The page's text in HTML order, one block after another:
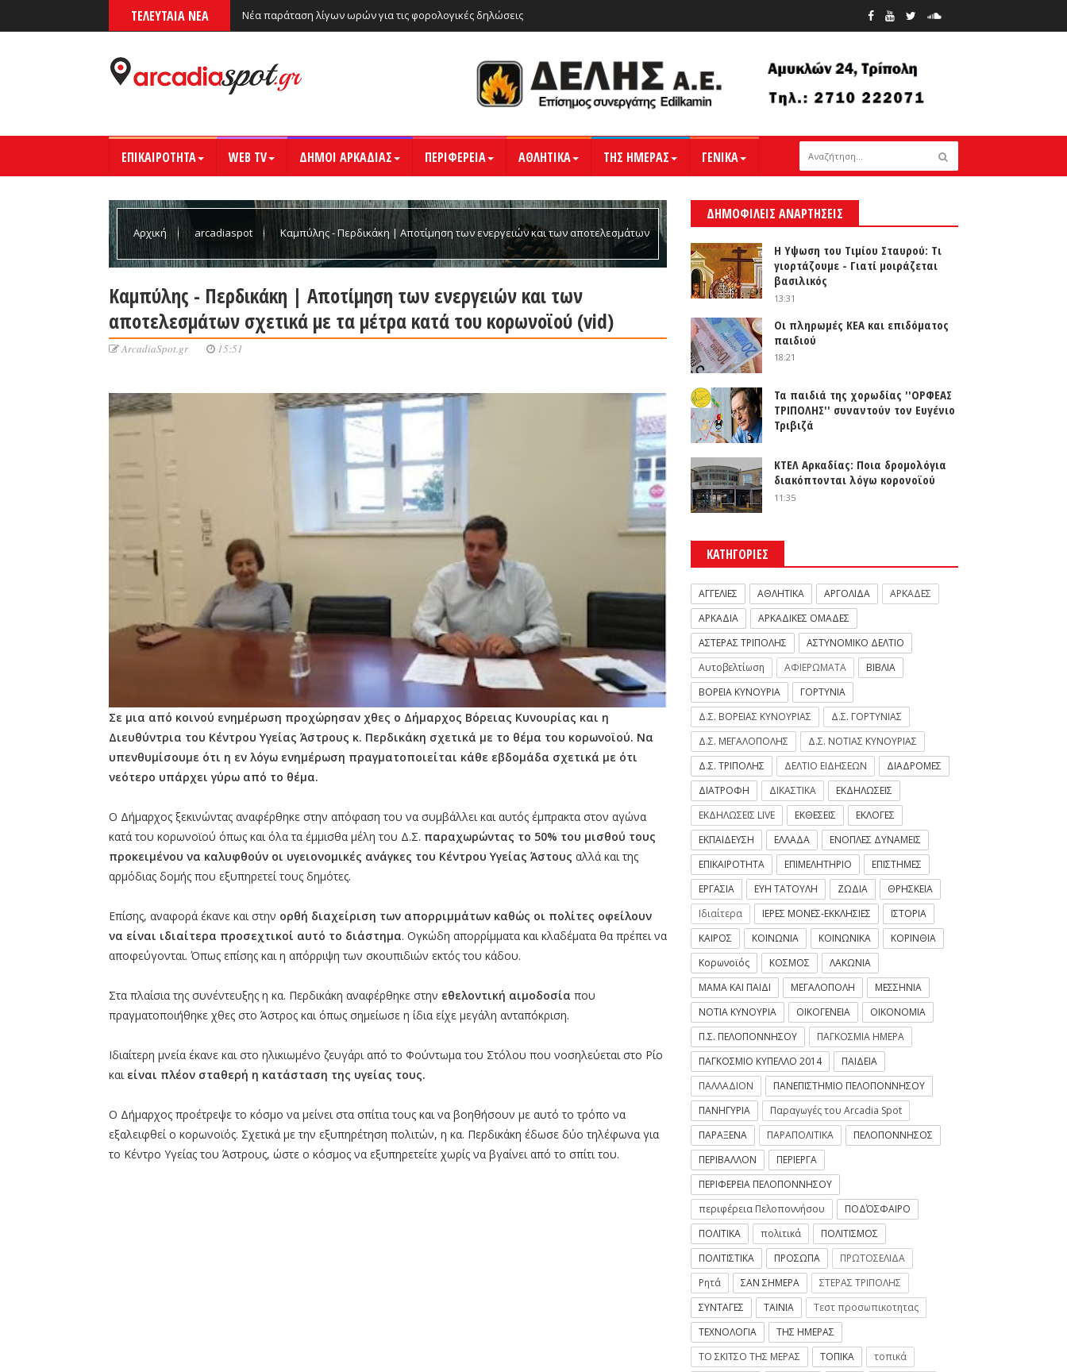
ΤΕΛΕΥΤΑΙΑ ΝΕΑ Νέα παράταση λίγων ωρών για τις φορολογικές δηλώσεις
ΕΠΙΚΑΙΡΟΤΗΤΑ WEB TV ΔΗΜΟΙ ΑΡΚΑΔΙΑΣ ΠΕΡΙΦΕΡΕΙΑ ΑΘΛΗΤΙΚΑ ΤΗΣ ΗΜΕΡΑΣ ΓΕΝΙΚΑ
Αρχική arcadiaspot Καμπύλης - Περδικάκη | Αποτίμηση των ενεργειών και των αποτελεσμάτων
Καμπύλης - Περδικάκη | Αποτίμηση των ενεργειών και των
αποτελεσμάτων σχετικά με τα μέτρα κατά του κορωνοϊού (vid)
ArcadiaSpot.gr 15:51
Σε μια από κοινού ενημέρωση προχώρησαν χθες ο Δήμαρχος Βόρειας Κυνουρίας και η
Διευθύντρια του Κέντρου Υγείας Άστρους κ. Περδικάκη σχετικά με το θέμα του κορωνοϊού. Να
υπενθυμίσουμε ότι η εν λόγω ενημέρωση πραγματοποιείται κάθε εβδομάδα σχετικά με ότι
νεότερο υπάρχει γύρω από το θέμα.
Ο Δήμαρχος ξεκινώντας αναφέρθηκε στην απόφαση του να συμβάλλει και αυτός έμπρακτα στον αγώνα
κατά του κορωνοϊού όπως και όλα τα έμμισθα μέλη του Δ.Σ. παραχωρώντας το 50% του μισθού τους
προκειμένου να καλυφθούν οι υγειονομικές ανάγκες του Κέντρου Υγείας Άστους αλλά και της
αρμόδιας δομής που εξυπηρετεί τους δημότες.
Επίσης, αναφορά έκανε και στην ορθή διαχείριση των απορριμμάτων καθώς οι πολίτες οφείλουν
να είναι ιδιαίτερα προσεχτικοί αυτό το διάστημα. Ογκώδη απορρίμματα και κλαδέματα θα πρέπει να
αποφεύγονται. Όπως επίσης και η απόρριψη των σκουπιδιών εκτός του κάδου.
Στα πλαίσια της συνέντευξης η κα. Περδικάκη αναφέρθηκε στην εθελοντική αιμοδοσία που
πραγματοποιήθηκε χθες στο Άστρος και όπως σημείωσε η ίδια είχε μεγάλη ανταπόκριση.
Ιδιαίτερη μνεία έκανε και στο ηλικιωμένο ζευγάρι από το Φούντωμα του Στόλου που νοσηλεύεται στο Ρίο
και είναι πλέον σταθερή η κατάσταση της υγείας τους.
Ο Δήμαρχος προέτρεψε το κόσμο να μείνει στα σπίτια τους και να βοηθήσουν με αυτό το τρόπο να
εξαλειφθεί ο κορωνοϊός. Σχετικά με την εξυπηρέτηση πολιτών, η κα. Περδικάκη έδωσε δύο τηλέφωνα για
το Κέντρο Υγείας του Άστρους, ώστε ο κόσμος να εξυπηρετείτε χωρίς να βγαίνει από το σπίτι του.
ΔΗΜΟΦΙΛΕΙΣ ΑΝΑΡΤΗΣΕΙΣ
Η Υψωση του Τιμίου Σταυρού: Τι
γιορτάζουμε - Γιατί μοιράζεται
βασιλικός
13:31
Οι πληρωμές ΚΕΑ και επιδόματος
παιδιού
18:21
Τα παιδιά της χορωδίας ''ΟΡΦΕΑΣ
ΤΡΙΠΟΛΗΣ'' συναντούν τον Ευγένιο
Τριβιζά
ΚΤΕΛ Αρκαδίας: Ποια δρομολόγια
διακόπτονται λόγω κορονοϊού
11:35
ΚΑΤΗΓΟΡΙΕΣ
ΑΓΓΕΛΙΕΣ ΑΘΛΗΤΙΚΑ ΑΡΓΟΛΙΔΑ
ΑΡΚΑΔΕΣ
ΑΡΚΑΔΙΑ
ΑΡΚΑΔΙΚΕΣ ΟΜΑΔΕΣ
ΑΣΤΕΡΑΣ ΤΡΙΠΟΛΗΣ
ΑΣΤΥΝΟΜΙΚΟ ΔΕΛΤΙΟ
Αυτοβελτίωση
ΑΦΙΕΡΩΜΑΤΑ
ΒΙΒΛΙΑ
ΒΟΡΕΙΑ ΚΥΝΟΥΡΙΑ
ΓΟΡΤΥΝΙΑ
Δ.Σ. ΒΟΡΕΙΑΣ ΚΥΝΟΥΡΙΑΣ
Δ.Σ. ΓΟΡΤΥΝΙΑΣ
Δ.Σ. ΜΕΓΑΛΟΠΟΛΗΣ
Δ.Σ. ΝΟΤΙΑΣ ΚΥΝΟΥΡΙΑΣ
Δ.Σ. ΤΡΙΠΟΛΗΣ
ΔΕΛΤΙΟ ΕΙΔΗΣΕΩΝ
ΔΙΑΔΡΟΜΕΣ
ΔΙΑΤΡΟΦΗ
ΔΙΚΑΣΤΙΚΑ
ΕΚΔΗΛΩΣΕΙΣ
ΕΚΔΗΛΩΣΕΙΣ LIVE
ΕΚΘΕΣΕΙΣ
ΕΚΛΟΓΕΣ
ΕΚΠΑΙΔΕΥΣΗ
ΕΛΛΑΔΑ
ΕΝΟΠΛΕΣ ΔΥΝΑΜΕΙΣ
ΕΠΙΚΑΙΡΟΤΗΤΑ
ΕΠΙΜΕΛΗΤΗΡΙΟ
ΕΠΙΣΤΗΜΕΣ
ΕΡΓΑΣΙΑ
ΕΥΗ ΤΑΤΟΥΛΗ ΖΩΔΙΑ
ΘΡΗΣΚΕΙΑ
Ιδιαίτερα
ΙΕΡΕΣ ΜΟΝΕΣ-ΕΚΚΛΗΣΙΕΣ
ΙΣΤΟΡΙΑ
ΚΑΙΡΟΣ
ΚΟΙΝΩΝΙΑ ΚΟΙΝΩΝΙΚΑ
ΚΟΡΙΝΘΙΑ
Κορωνοϊός
ΚΟΣΜΟΣ
ΛΑΚΩΝΙΑ
ΜΑΜΑ ΚΑΙ ΠΑΙΔΙ
ΜΕΓΑΛΟΠΟΛΗ
ΜΕΣΣΗΝΙΑ
ΝΟΤΙΑ ΚΥΝΟΥΡΙΑ
ΟΙΚΟΓΕΝΕΙΑ
ΟΙΚΟΝΟΜΙΑ
Π.Σ. ΠΕΛΟΠΟΝΝΗΣΟΥ
ΠΑΓΚΟΣΜΙΑ ΗΜΕΡΑ
ΠΑΓΚΟΣΜΙΟ ΚΥΠΕΛΛΟ 2014
ΠΑΙΔΕΙΑ
ΠΑΛΛΑΔΙΟΝ
ΠΑΝΕΠΙΣΤΗΜΙΟ ΠΕΛΟΠΟΝΝΗΣΟΥ
ΠΑΝΗΓΥΡΙΑ
Παραγωγές του Arcadia Spot
ΠΑΡΑΞΕΝΑ
ΠΑΡΑΠΟΛΙΤΙΚΑ
ΠΕΛΟΠΟΝΝΗΣΟΣ
ΠΕΡΙΒΑΛΛΟΝ
ΠΕΡΙΕΡΓΑ
ΠΕΡΙΦΕΡΕΙΑ ΠΕΛΟΠΟΝΝΗΣΟΥ
περιφέρεια Πελοποννήσου
ΠΟΔΌΣΦΑΙΡΟ
ΠΟΛΙΤΙΚΑ
πολιτικά
ΠΟΛΙΤΙΣΜΟΣ
ΠΟΛΙΤΙΣΤΙΚΑ
ΠΡΟΣΩΠΑ
ΠΡΩΤΟΣΕΛΙΔΑ
Ρητά
ΣΑΝ ΣΗΜΕΡΑ
ΣΤΕΡΑΣ ΤΡΙΠΟΛΗΣ
ΣΥΝΤΑΓΕΣ
ΤΑΙΝΙΑ
Τεστ προσωπικοτητας
ΤΕΧΝΟΛΟΓΙΑ
ΤΗΣ ΗΜΕΡΑΣ
ΤΟ ΣΚΙΤΣΟ ΤΗΣ ΜΕΡΑΣ
ΤΟΠΙΚΑ
τοπικά